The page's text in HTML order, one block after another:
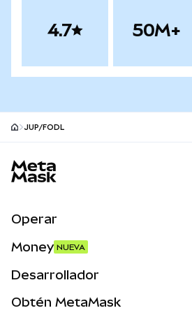
4.7 50M+
JUP/FODL
Operar
Activos del mundo real
Money NUEVA
Desarrollador
Obtén MetaMask